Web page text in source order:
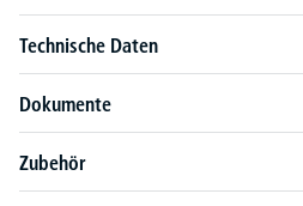
Technische Daten
Dokumente
Zubehör